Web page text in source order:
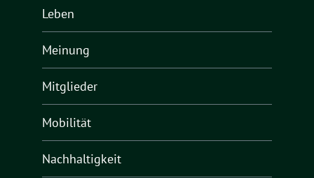
Leben
Meinung
Mitglieder
Mobilität
Nachhaltigkeit